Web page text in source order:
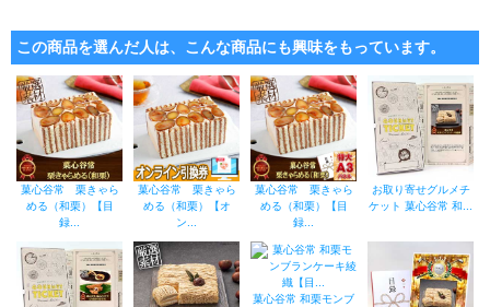
この商品を選んだ人は、こんな商品にも興味をもっています。
菓心谷常 栗きゃら
める（和栗）【目
録...
菓心谷常 栗きゃら
める（和栗）【オ
ン...
菓心谷常 栗きゃら
める（和栗）【目
録...
お取り寄せグルメチ
ケット 菓心谷常 和...
菓心谷常 和栗モンブ